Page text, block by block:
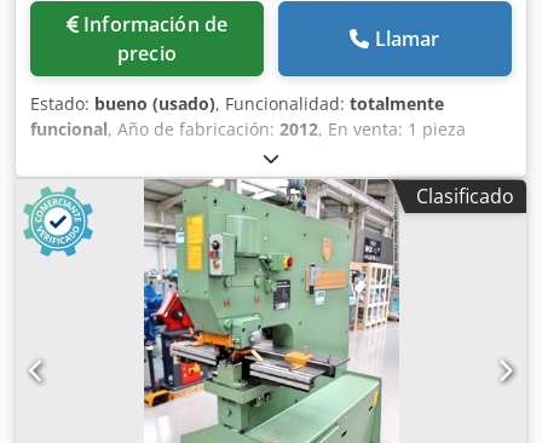
Información de
precio
Llamar
Estado: bueno (usado), Funcionalidad: totalmente
funcional, Año de fabricación: 2012, En venta: 1 pieza
perforadora usada Fabricante: Geka Tipo: Puma 110 2HI
Fuerza de perforación: 110t incl. documentación Dodpfx
Ansuihvzj Nsck Dimensiones ver placa de características La
máquina se puede inspeccionar en nuestro almacén en
09599 Freiberg.
Clasificado